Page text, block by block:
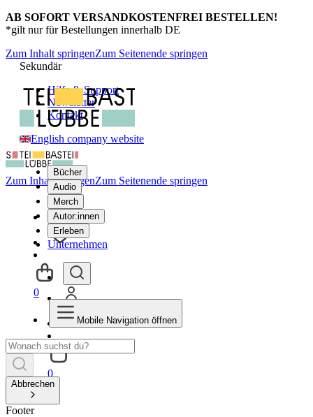
AB SOFORT VERSANDKOSTENFREI BESTELLEN!
*gilt nur für Bestellungen innerhalb DE
Zum Inhalt springenZum Seitenende springen
Sekundär
Hilfe & Support
Newsletter
Kontakt
English company website
Bücher
Audio
Merch
Autor:innen
Erleben
Unternehmen
0
Zum Inhalt springenZum Seitenende springen
0
Mobile Navigation öffnen
Abbrechen
Footer